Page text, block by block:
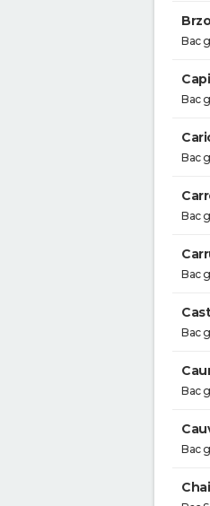
Bac
Bac
Bac
Bac
Bac
Bac
Bac
Bac